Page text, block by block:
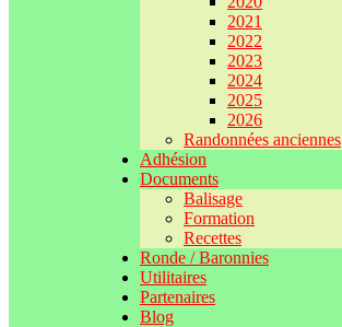
2021
2022
2023
2024
2025
2026
Randonnées anciennes
Adhésion
Documents
Balisage
Formation
Recettes
Ronde / Baronnies
Utilitaires
Partenaires
Blog